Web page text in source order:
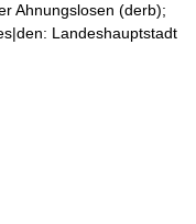
Ahnungslosen (derb);
Landeshauptstadt